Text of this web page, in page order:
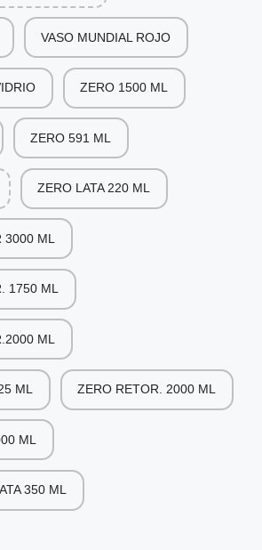
VASO MUNDIAL ROJO
ZERO 1500 ML
ZERO 591 ML
ZERO LATA 220 ML
ML
1750 ML
ML
ML ZERO RETOR. 2000 ML
ML
350 ML